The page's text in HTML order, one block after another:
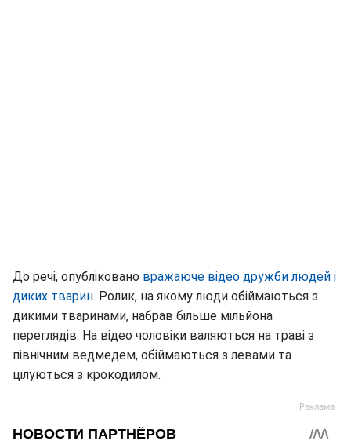
До речі, опубліковано вражаюче відео дружби людей і
диких тварин. Ролик, на якому люди обіймаються з
дикими тваринами, набрав більше мільйона
переглядів. На відео чоловіки валяються на траві з
північним ведмедем, обіймаються з левами та
цілуються з крокодилом.